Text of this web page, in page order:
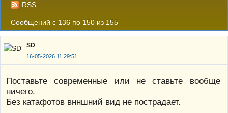
RSS
Сообщений с 136 по 150 из 155
SD
16-05-2026 11:29:51
Поставьте современные или не ставьте вообще
ничего.
Без катафотов внншний вид не пострадает.